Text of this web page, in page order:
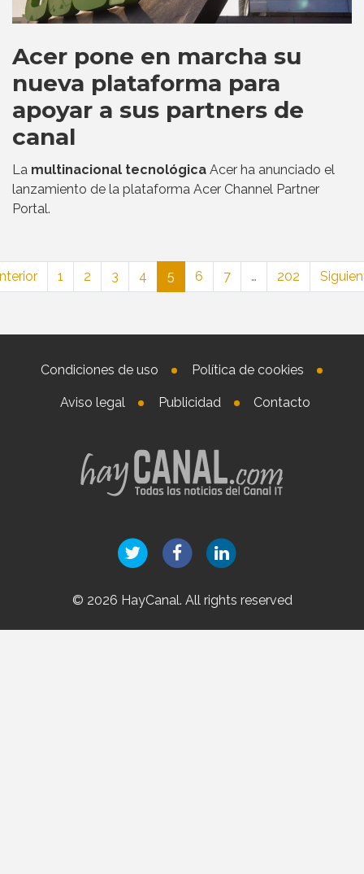
Acer pone en marcha su
nueva plataforma para
apoyar a sus partners de
canal
La multinacional tecnológica Acer ha anunciado el
lanzamiento de la plataforma Acer Channel Partner
Portal.
1 2 3 4 5 6 7 … 202
Condiciones de uso Política de cookies
Aviso legal Publicidad Contacto
© 2026 HayCanal. All rights reserved